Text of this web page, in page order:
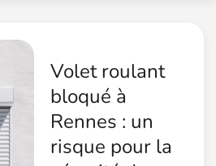
Volet roulant
bloqué à
Rennes : un
risque pour la